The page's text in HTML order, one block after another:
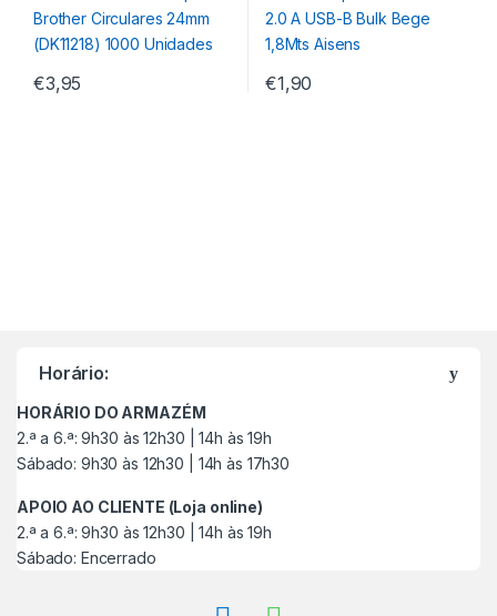
€3,95 €1,90
Horário:
HORÁRIO DO ARMAZÉM
2.ª a 6.ª: 9h30 às 12h30 | 14h às 19h
Sábado: 9h30 às 12h30 | 14h às 17h30
APOIO AO CLIENTE (Loja online)
2.ª a 6.ª: 9h30 às 12h30 | 14h às 19h
Sábado: Encerrado